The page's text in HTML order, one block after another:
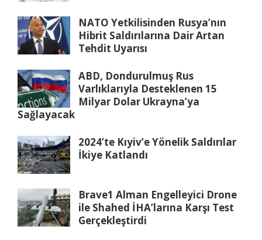
NATO Yetkilisinden Rusya’nın
Hibrit Saldırılarına Dair Artan
Tehdit Uyarısı
ABD, Dondurulmuş Rus
Varlıklarıyla Desteklenen 15
Milyar Dolar Ukrayna’ya
Sağlayacak
2024’te Kıyiv’e Yönelik Saldırılar
İkiye Katlandı
Brave1 Alman Engelleyici Drone
ile Shahed İHA’larına Karşı Test
Gerçekleştirdi